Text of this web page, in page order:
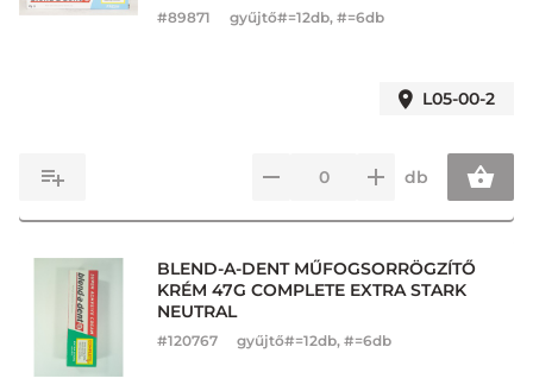
#89871 gyűjtő#=12db, #=6db
L05-00-2
db
BLEND-A-DENT MŰFOGSORRÖGZÍTŐ
KRÉM 47G COMPLETE EXTRA STARK
NEUTRAL
#120767 gyűjtő#=12db, #=6db